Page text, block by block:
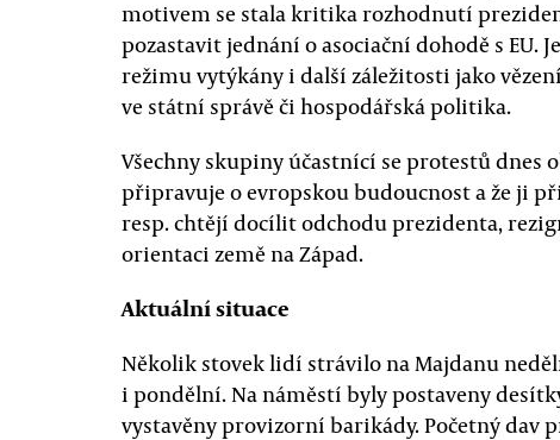
motivem se stala kritika rozhodnutí
pozastavit jednání o asociační dohodě s
režimu vytýkány i další záležitosti jako
ve státní správě či hospodářská politika.
Všechny skupiny účastnící se protestů dnes
připravuje o evropskou budoucnost a že ji
resp. chtějí docílit odchodu prezidenta,
orientaci země na Západ.
Aktuální situace
Několik stovek lidí strávilo na Majdanu
i pondělní. Na náměstí byly postaveny
vystavěny provizorní barikády. Početný dav